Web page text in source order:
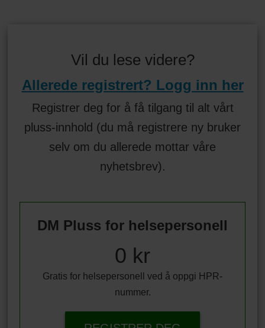
Vil du lese videre?
Allerede registrert? Logg inn her
Registrer deg for å få tilgang til alt vårt
pluss-innhold (du må registrere ny bruker
selv om du allerede mottar våre
nyhetsbrev).
DM Pluss for helsepersonell
0 kr
Gratis for helsepersonell ved å oppgi HPR-
nummer.